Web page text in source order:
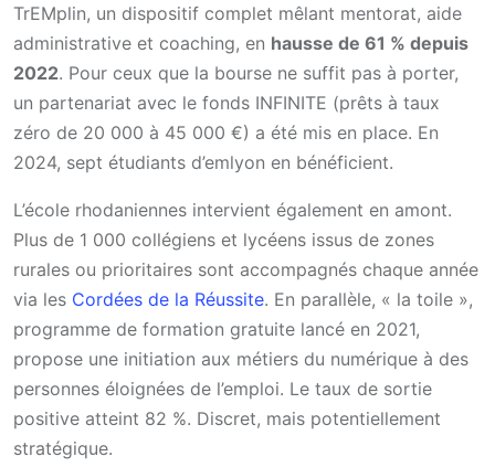
TrEMplin, un dispositif complet mêlant mentorat, aide
administrative et coaching, en hausse de 61 % depuis
2022. Pour ceux que la bourse ne suffit pas à porter,
un partenariat avec le fonds INFINITE (prêts à taux
zéro de 20 000 à 45 000 €) a été mis en place. En
2024, sept étudiants d’emlyon en bénéficient.
L’école rhodaniennes intervient également en amont.
Plus de 1 000 collégiens et lycéens issus de zones
rurales ou prioritaires sont accompagnés chaque année
via les Cordées de la Réussite. En parallèle, « la toile »,
programme de formation gratuite lancé en 2021,
propose une initiation aux métiers du numérique à des
personnes éloignées de l’emploi. Le taux de sortie
positive atteint 82 %. Discret, mais potentiellement
stratégique.